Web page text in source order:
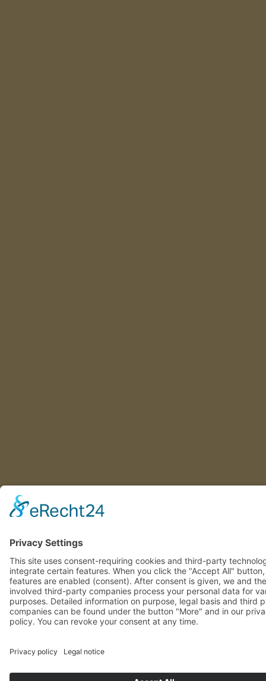
This site uses consent-requiring cookies and third-party
integrate certain features. When you click the "Accept All"
features are enabled (consent). After consent is given, we and
involved third-party companies process your personal data for
companies can be found under the button "More" and in our